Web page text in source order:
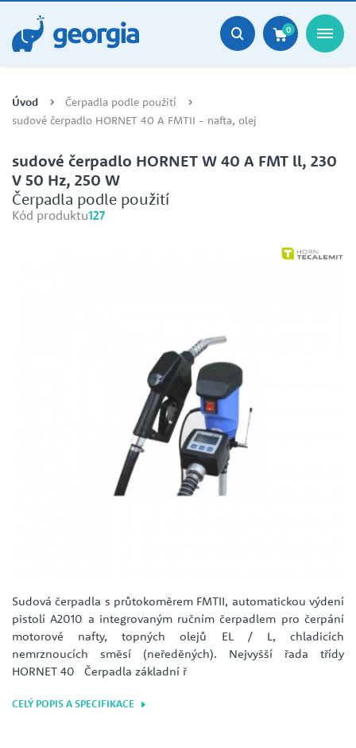
0
Úvod
Čerpadla podle použití
sudové čerpadlo HORNET 40 A FMTII - nafta, olej
sudové čerpadlo HORNET W 40 A FMT ll, 230
V 50 Hz, 250 W
Čerpadla podle použití
Kód produktu127
Sudová čerpadla s průtokoměrem FMTII, automatickou výdení
pistolí A2010 a integrovaným ručním čerpadlem pro čerpání
motorové nafty, topných olejů EL / L, chladicích
nemrznoucích směsí (neředěných). Nejvyšší řada třídy
HORNET 40 Čerpadla základní ř
CELÝ POPIS A SPECIFIKACE